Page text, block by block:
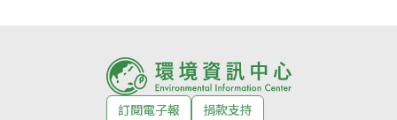
訂閱電子報
捐款支持